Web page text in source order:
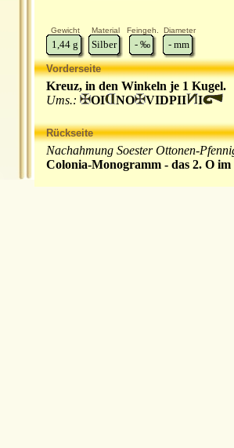
Gewicht Material Feingeh. Diameter
1,44 g Silber - ‰ - mm
Vorderseite
Kreuz, in den Winkeln je 1 Kugel.
Ums.:
OI NO VIDPII I
Rückseite
Nachahmung Soester Ottonen-
Colonia-Monogramm - das 2. O